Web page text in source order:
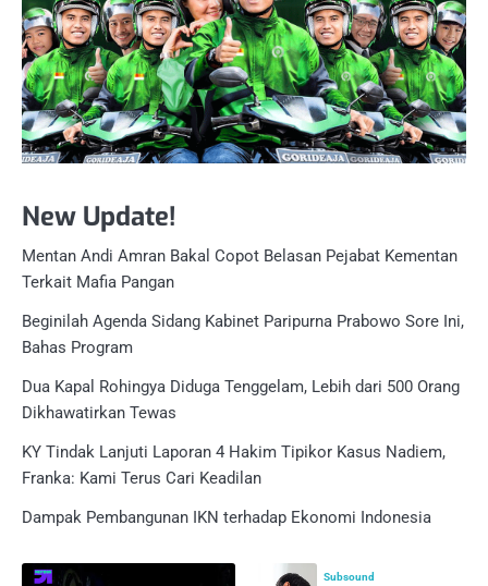
New Update!
Mentan Andi Amran Bakal Copot Belasan Pejabat Kementan
Terkait Mafia Pangan
Beginilah Agenda Sidang Kabinet Paripurna Prabowo Sore Ini,
Bahas Program
Dua Kapal Rohingya Diduga Tenggelam, Lebih dari 500 Orang
Dikhawatirkan Tewas
KY Tindak Lanjuti Laporan 4 Hakim Tipikor Kasus Nadiem,
Franka: Kami Terus Cari Keadilan
Dampak Pembangunan IKN terhadap Ekonomi Indonesia
Subsound